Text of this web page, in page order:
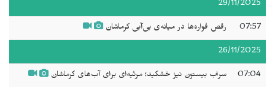
29/11/2025
07:57 رقص فواره‌ها در میانه‌ی بی‌آبی کرماشان
26/11/2025
07:04 سراب بیستون نیز خشکید؛ مرثیه‌ای برای آب‌های کرماشان